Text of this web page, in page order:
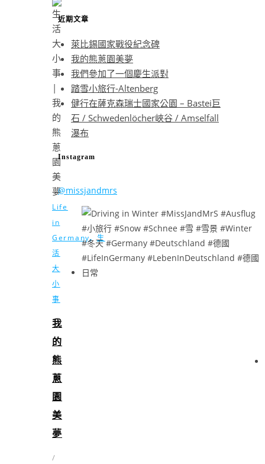
Life
in
Germany,生
活
大
小
事
我
的
熊
蔥
園
美
夢
/
近期文章
萊比錫國家戰役紀念碑
我的熊蔥園美夢
我們參加了一個慶生派對
踏雪小旅行-Altenberg
健行在薩克森瑞士國家公園 – Bastei巨
石 / Schwedenlöcher峽谷 / Amselfall
瀑布
Instagram
@missjandmrs